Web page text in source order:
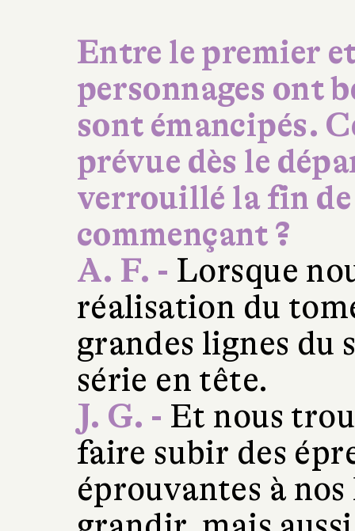
Entre le premier
personnages ont
sont émancipés.
prévue dès le
verrouillé la fin de
commençant ?
A. F. - Lorsque
réalisation du
grandes lignes du
série en tête.
J. G. - Et nous
faire subir des
éprouvantes à